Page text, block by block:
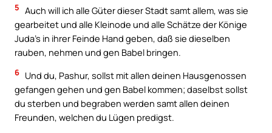
5 Auch will ich alle Güter dieser Stadt samt allem, was sie
gearbeitet und alle Kleinode und alle Schätze der Könige
Juda’s in ihrer Feinde Hand geben, daß sie dieselben
rauben, nehmen und gen Babel bringen.
6 Und du, Pashur, sollst mit allen deinen Hausgenossen
gefangen gehen und gen Babel kommen; daselbst sollst
du sterben und begraben werden samt allen deinen
Freunden, welchen du Lügen predigst.